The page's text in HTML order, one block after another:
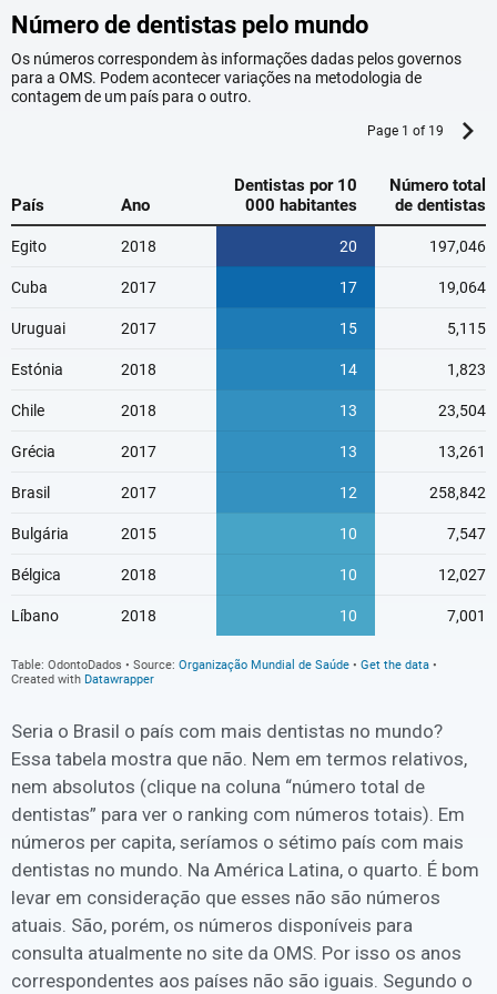
Seria o Brasil o país com mais dentistas no mundo?
Essa tabela mostra que não. Nem em termos relativos,
nem absolutos (clique na coluna “número total de
dentistas” para ver o ranking com números totais). Em
números per capita, seríamos o sétimo país com mais
dentistas no mundo. Na América Latina, o quarto. É bom
levar em consideração que esses não são números
atuais. São, porém, os números disponíveis para
consulta atualmente no site da OMS. Por isso os anos
correspondentes aos países não são iguais. Segundo o